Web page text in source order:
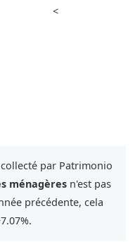
<
par Patrimonio
ménagères n'est pas
précédente, cela